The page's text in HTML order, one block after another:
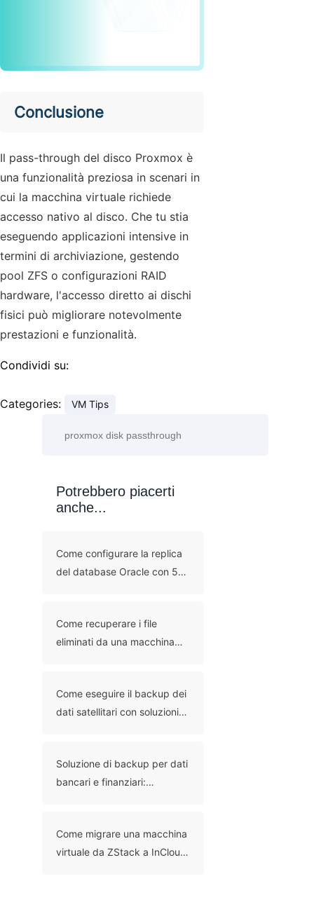
Conclusione
Il pass-through del disco Proxmox è
una funzionalità preziosa in scenari in
cui la macchina virtuale richiede
accesso nativo al disco. Che tu stia
eseguendo applicazioni intensive in
termini di archiviazione, gestendo
pool ZFS o configurazioni RAID
hardware, l'accesso diretto ai dischi
fisici può migliorare notevolmente
prestazioni e funzionalità.
Condividi su:
Categories: VM Tips
Potrebbero piacerti
anche...
Come configurare la replica
del database Oracle con 5
Come recuperare i file
eliminati da una macchina
Come eseguire il backup dei
dati satellitari con soluzioni
Soluzione di backup per dati
bancari e finanziari:
Come migrare una macchina
virtuale da ZStack a InCloud